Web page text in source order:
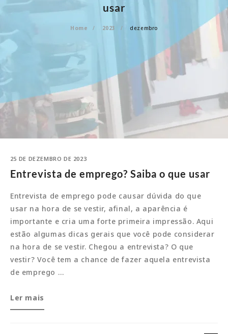
usar
Home 2023 dezembro
25 DE DEZEMBRO DE 2023
Entrevista de emprego? Saiba o que usar
Entrevista de emprego pode causar dúvida do que
usar na hora de se vestir, afinal, a aparência é
importante e cria uma forte primeira impressão. Aqui
estão algumas dicas gerais que você pode considerar
na hora de se vestir. Chegou a entrevista? O que
vestir? Você tem a chance de fazer aquela entrevista
de emprego …
Entrevista
de
Ler mais